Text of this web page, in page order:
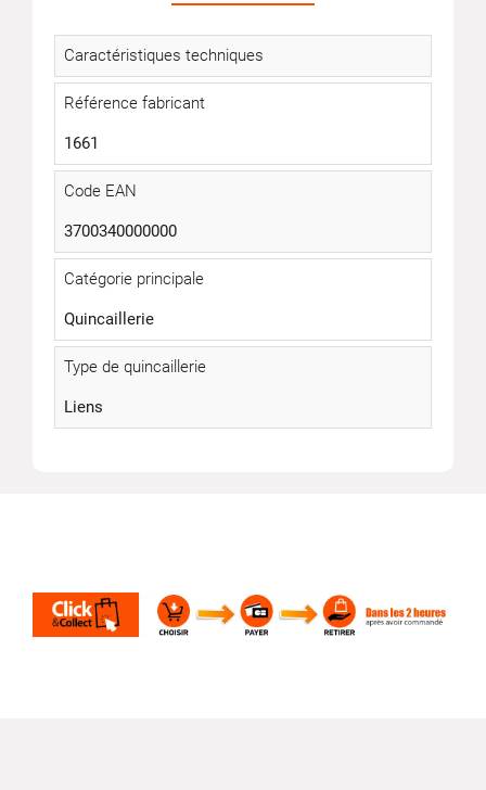
Caractéristiques techniques
Référence fabricant
1661
Code EAN
3700340000000
Catégorie principale
Quincaillerie
Type de quincaillerie
Liens